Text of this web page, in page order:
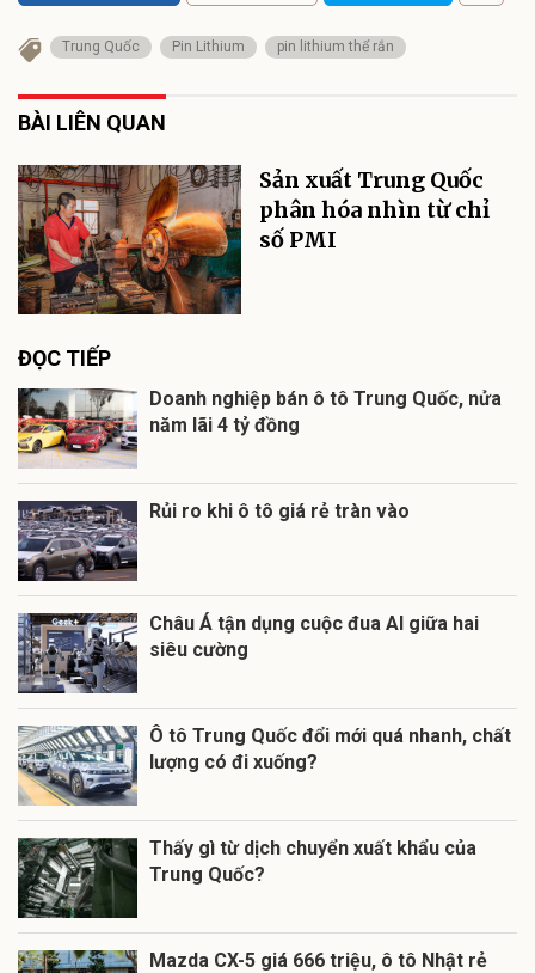
Trung Quốc Pin Lithium pin lithium thể rắn
BÀI LIÊN QUAN
Sản xuất Trung Quốc
phân hóa nhìn từ chỉ
số PMI
ĐỌC TIẾP
Doanh nghiệp bán ô tô Trung Quốc, nửa
năm lãi 4 tỷ đồng
Rủi ro khi ô tô giá rẻ tràn vào
Châu Á tận dụng cuộc đua AI giữa hai
siêu cường
Ô tô Trung Quốc đổi mới quá nhanh, chất
lượng có đi xuống?
Thấy gì từ dịch chuyển xuất khẩu của
Trung Quốc?
Mazda CX-5 giá 666 triệu, ô tô Nhật rẻ